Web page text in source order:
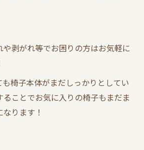
剥がれ等でお困りの方はお気軽に
椅子本体がまだしっかりとしてい
ことでお気に入りの椅子もまだま
ります！